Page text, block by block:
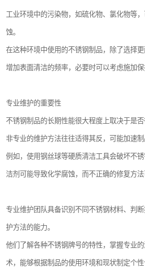
工业环境中的污染物，如硫化物、氯化物等
蚀。
在这种环境中使用的不锈钢制品，除了选择
增加表面清洁的频率，必要时可以考虑施加保
专业维护的重要性
不锈钢制品的长期性能很大程度上取决于是否
非专业的维护方法往往适得其反，可能加速制
例如，使用钢丝球等硬质清洁工具会破坏不
洁剂可能导致化学腐蚀，而不正确的修复方法
专业维护团队具备识别不同不锈钢材料、判
护方法的能力。
他们了解各种不锈钢牌号的特性，掌握专业
术，能够根据制品的使用环境和现状制定个性